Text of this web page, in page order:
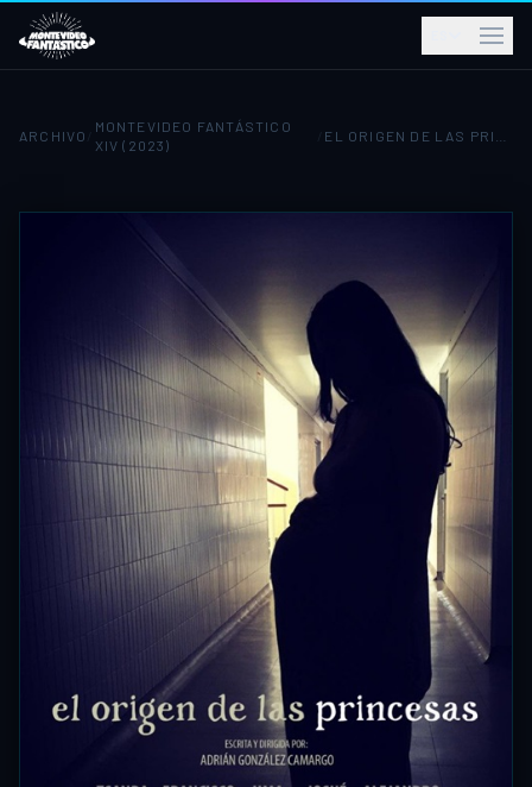
ARCHIVO
MONTEVIDEO FANTÁSTICO
XIV (2023)